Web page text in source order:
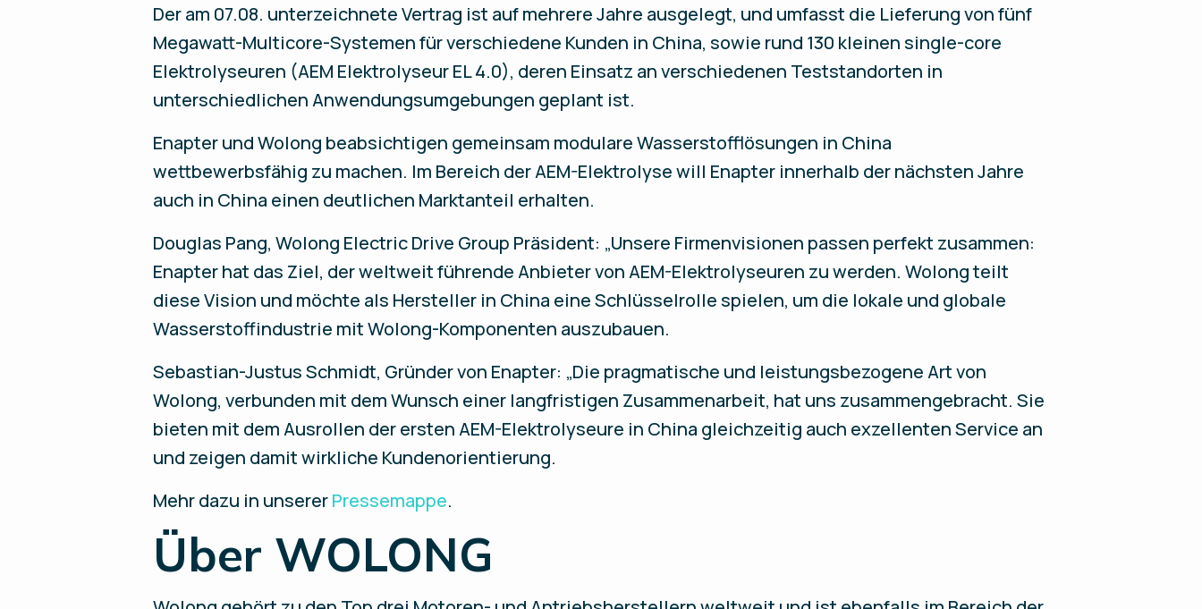
Der am 07.08. unterzeichnete Vertrag ist auf mehrere Jahre ausgelegt, und umfasst die Lieferung von fünf
Megawatt-Multicore-Systemen für verschiedene Kunden in China, sowie rund 130 kleinen single-core
Elektrolyseuren (AEM Elektrolyseur EL 4.0), deren Einsatz an verschiedenen Teststandorten in
unterschiedlichen Anwendungsumgebungen geplant ist.
Enapter und Wolong beabsichtigen gemeinsam modulare Wasserstofflösungen in China
wettbewerbsfähig zu machen. Im Bereich der AEM-Elektrolyse will Enapter innerhalb der nächsten Jahre
auch in China einen deutlichen Marktanteil erhalten.
Douglas Pang, Wolong Electric Drive Group Präsident: „Unsere Firmenvisionen passen perfekt zusammen:
Enapter hat das Ziel, der weltweit führende Anbieter von AEM-Elektrolyseuren zu werden. Wolong teilt
diese Vision und möchte als Hersteller in China eine Schlüsselrolle spielen, um die lokale und globale
Wasserstoffindustrie mit Wolong-Komponenten auszubauen.
Sebastian-Justus Schmidt, Gründer von Enapter: „Die pragmatische und leistungsbezogene Art von
Wolong, verbunden mit dem Wunsch einer langfristigen Zusammenarbeit, hat uns zusammengebracht. Sie
bieten mit dem Ausrollen der ersten AEM-Elektrolyseure in China gleichzeitig auch exzellenten Service an
und zeigen damit wirkliche Kundenorientierung.
Mehr dazu in unsererPressemappe.
Über WOLONG